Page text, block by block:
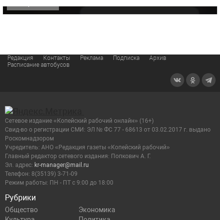
Редакция Контакты Реклама Подписка
Архив
Расписание автобусов
Рубрики
Общество
Экономика
Сетевое издание «Копейский рабочий онлайн» (16+)
Cвид-во о регистрации СМИ: ЭЛ № ФС 77 - 68613 от 03.02.2017 г. выдано
Роскомнадзором
Учредитель: АНО «Редакция газеты «Копейский рабочий»
Главный редактор сетевого издания: Попкович А. Г.
Эл. адрес: kr-manager@mail.ru
Телефон: 8(35139) 3-71-09
Режим работы: ПН - ПТ с 9:00 до 18:00